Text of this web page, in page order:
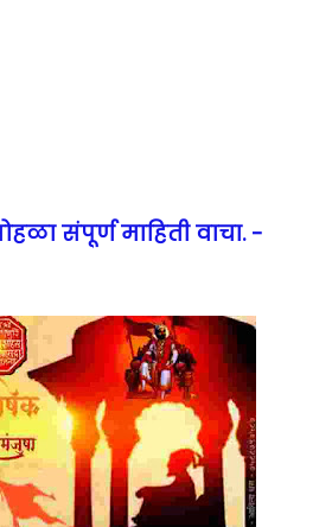
संपूर्ण माहिती वाचा. -